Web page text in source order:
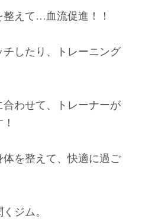
えて…血流促進！！
したり、トレーニング
わせて、トレーナーが
を整えて、快適に過ご
ジム。